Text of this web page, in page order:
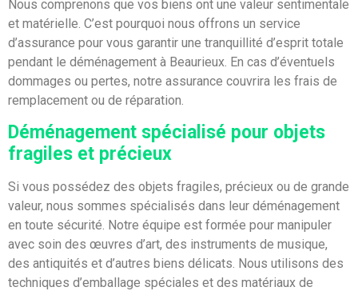
Nous comprenons que vos biens ont une valeur sentimentale
et matérielle. C’est pourquoi nous offrons un service
d’assurance pour vous garantir une tranquillité d’esprit totale
pendant le déménagement à Beaurieux. En cas d’éventuels
dommages ou pertes, notre assurance couvrira les frais de
remplacement ou de réparation.
Déménagement spécialisé pour objets
fragiles et précieux
Si vous possédez des objets fragiles, précieux ou de grande
valeur, nous sommes spécialisés dans leur déménagement
en toute sécurité. Notre équipe est formée pour manipuler
avec soin des œuvres d’art, des instruments de musique,
des antiquités et d’autres biens délicats. Nous utilisons des
techniques d’emballage spéciales et des matériaux de